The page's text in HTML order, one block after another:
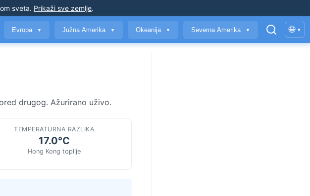
sveta. Prikaži sve zemlje.
Evropa ▼ Južna Amerika ▼ Okeanija ▼ Severna Amerika ▼ 🌐 ▾
drugog. Ažurirano uživo.
TEMPERATURNA RAZLIKA
17.0°C
Hong Kong toplije